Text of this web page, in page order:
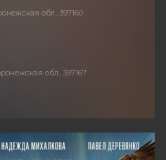
обл., 397160
обл., 397167